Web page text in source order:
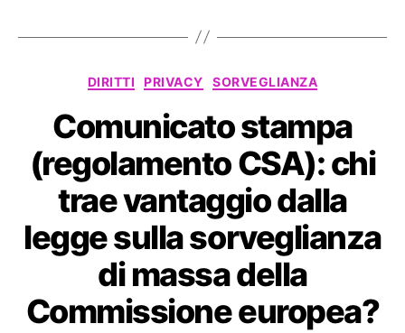
Categorie
DIRITTI PRIVACY SORVEGLIANZA
Comunicato stampa
(regolamento CSA): chi
trae vantaggio dalla
legge sulla sorveglianza
di massa della
Commissione europea?